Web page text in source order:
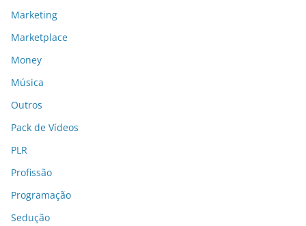
Marketing
Marketplace
Money
Música
Outros
Pack de Vídeos
PLR
Profissão
Programação
Sedução